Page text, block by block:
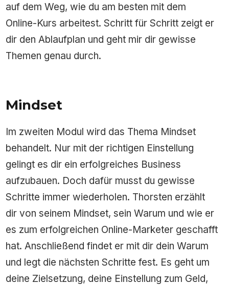
auf dem Weg, wie du am besten mit dem
Online-Kurs arbeitest. Schritt für Schritt zeigt er
dir den Ablaufplan und geht mir dir gewisse
Themen genau durch.
Mindset
Im zweiten Modul wird das Thema Mindset
behandelt. Nur mit der richtigen Einstellung
gelingt es dir ein erfolgreiches Business
aufzubauen. Doch dafür musst du gewisse
Schritte immer wiederholen. Thorsten erzählt
dir von seinem Mindset, sein Warum und wie er
es zum erfolgreichen Online-Marketer geschafft
hat. Anschließend findet er mit dir dein Warum
und legt die nächsten Schritte fest. Es geht um
deine Zielsetzung, deine Einstellung zum Geld,